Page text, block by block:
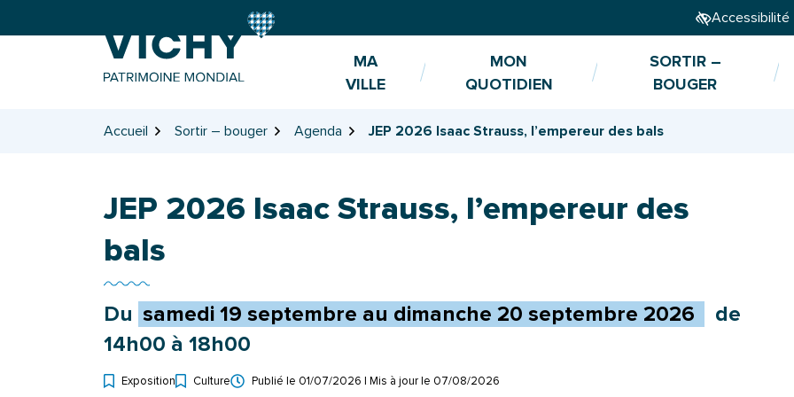
Accessibilité
MA
VILLE
MON
QUOTIDIEN
SORTIR –
BOUGER
Accueil Sortir – bouger Agenda JEP 2026 Isaac Strauss, l’empereur des bals
JEP 2026 Isaac Strauss, l’empereur des
bals
Du samedi 19 septembre au dimanche 20 septembre 2026
de
14h00 à 18h00
ExpositionTypes d'événement
Culture Publié le 01/07/2026 | Mis à jour le 07/08/2026